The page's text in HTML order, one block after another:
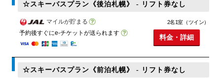
☆スキーバスプラン《後泊札幌》 - リフト券なし
マイルが貯まる
予約後すぐにe-チケットが送られます
2名1室（ツイン）
料金・詳細
☆スキーバスプラン《前泊札幌》 - リフト券なし